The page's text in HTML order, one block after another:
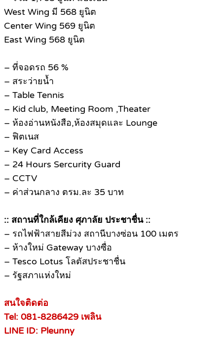
West Wing มี 568 ยูนิต
Center Wing 569 ยูนิต
East Wing 568 ยูนิต
– ที่จอดรถ 56 %
– สระว่ายน้ำ
– Table Tennis
– Kid club, Meeting Room ,Theater
– ห้องอ่านหนังสือ,ห้องสมุดและ Lounge
– ฟิตเนส
– Key Card Access
– 24 Hours Sercurity Guard
– CCTV
– ค่าส่วนกลาง ตรม.ละ 35 บาท
:: สถานที่ใกล้เคียง ศุภาลัย ประชาชื่น ::
– รถไฟฟ้าสายสีม่วง สถานีบางซ่อน 100 เมตร
– ห้างใหม่ Gateway บางซื่อ
– Tesco Lotus โลตัสประชาชื่น
– รัฐสภาแห่งใหม่
สนใจติดต่อ
Tel: 081-8286429 เพลิน
LINE ID: Pleunny